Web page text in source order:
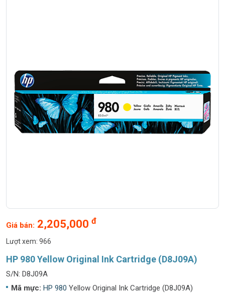
HP 980 Yellow Original Ink Cartridge (D8J09A)
S/N: D8J09A
Mã mực: HP 980 Yellow Original Ink Cartridge (D8J09A)
Giá bán: 2,205,000 đ
Lượt xem: 966